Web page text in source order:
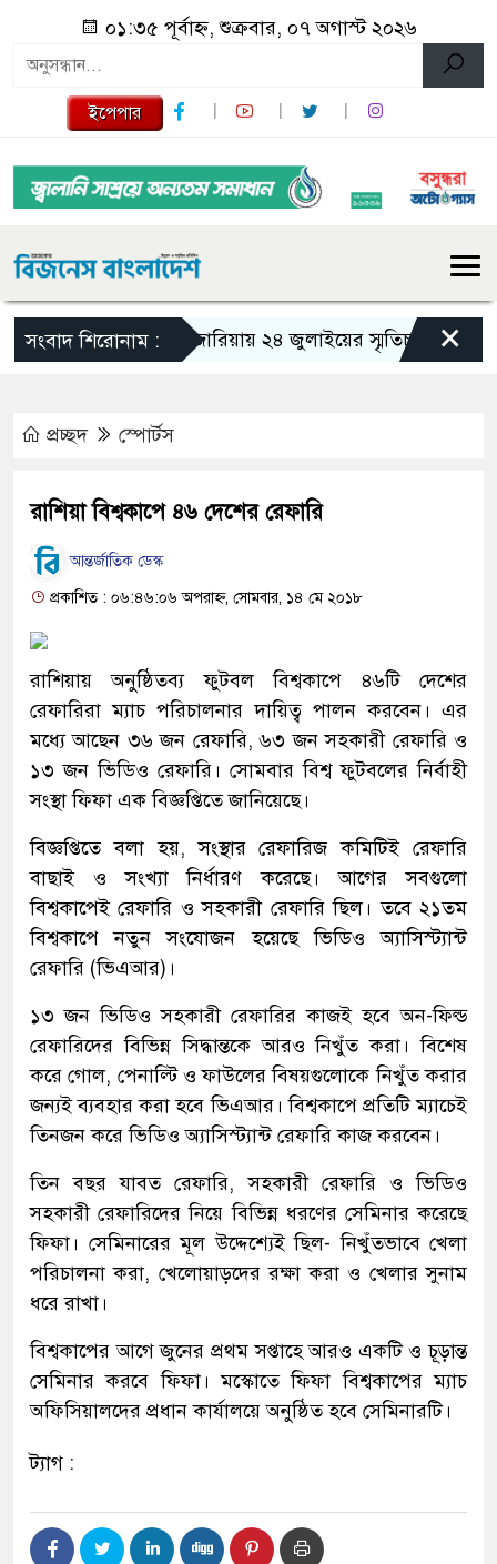
০১:৩৫ পূর্বাহ্ন, শুক্রবার, ০৭ অগাস্ট ২০২৬
ইপেপার
সংবাদ শিরোনাম :গজারিয়ায় ২৪ জুলাইয়ের স্মৃতিচারণ: গুমের
×
প্রচ্ছদ স্পোর্টস
রাশিয়া বিশ্বকাপে ৪৬ দেশের রেফারি
আন্তর্জাতিক ডেস্ক
প্রকাশিত : ০৬:৪৬:০৬ অপরাহ্ন, সোমবার, ১৪ মে ২০১৮
রাশিয়ায় অনুষ্ঠিতব্য ফুটবল বিশ্বকাপে ৪৬টি দেশের
রেফারিরা ম্যাচ পরিচালনার দায়িত্ব পালন করবেন। এর
মধ্যে আছেন ৩৬ জন রেফারি, ৬৩ জন সহকারী রেফারি ও
১৩ জন ভিডিও রেফারি। সোমবার বিশ্ব ফুটবলের নির্বাহী
সংস্থা ফিফা এক বিজ্ঞপ্তিতে জানিয়েছে।
বিজ্ঞপ্তিতে বলা হয়, সংস্থার রেফারিজ কমিটিই রেফারি
বাছাই ও সংখ্যা নির্ধারণ করেছে। আগের সবগুলো
বিশ্বকাপেই রেফারি ও সহকারী রেফারি ছিল। তবে ২১তম
বিশ্বকাপে নতুন সংযোজন হয়েছে ভিডিও অ্যাসিস্ট্যান্ট
রেফারি (ভিএআর)।
১৩ জন ভিডিও সহকারী রেফারির কাজই হবে অন-ফিল্ড
রেফারিদের বিভিন্ন সিদ্ধান্তকে আরও নিখুঁত করা। বিশেষ
করে গোল, পেনাল্টি ও ফাউলের বিষয়গুলোকে নিখুঁত করার
জন্যই ব্যবহার করা হবে ভিএআর। বিশ্বকাপে প্রতিটি ম্যাচেই
তিনজন করে ভিডিও অ্যাসিস্ট্যান্ট রেফারি কাজ করবেন।
তিন বছর যাবত রেফারি, সহকারী রেফারি ও ভিডিও
সহকারী রেফারিদের নিয়ে বিভিন্ন ধরণের সেমিনার করেছে
ফিফা। সেমিনারের মূল উদ্দেশ্যেই ছিল- নিখুঁতভাবে খেলা
পরিচালনা করা, খেলোয়াড়দের রক্ষা করা ও খেলার সুনাম
ধরে রাখা।
বিশ্বকাপের আগে জুনের প্রথম সপ্তাহে আরও একটি ও চূড়ান্ত
সেমিনার করবে ফিফা। মস্কোতে ফিফা বিশ্বকাপের ম্যাচ
অফিসিয়ালদের প্রধান কার্যালয়ে অনুষ্ঠিত হবে সেমিনারটি।
ট্যাগ :